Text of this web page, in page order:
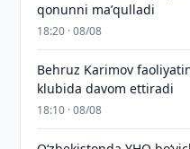
qonunni maʼqulladi
18:20 · 08/08
Behruz Karimov
klubida davom ettiradi
18:10 · 08/08